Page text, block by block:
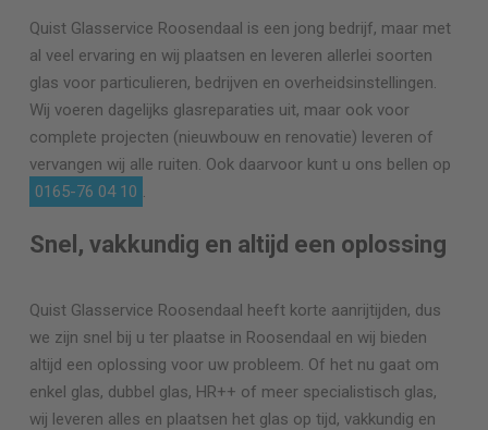
Quist Glasservice Roosendaal is een jong bedrijf, maar met
al veel ervaring en wij plaatsen en leveren allerlei soorten
glas voor particulieren, bedrijven en overheidsinstellingen.
Wij voeren dagelijks glasreparaties uit, maar ook voor
complete projecten (nieuwbouw en renovatie) leveren of
vervangen wij alle ruiten. Ook daarvoor kunt u ons bellen op
0165-76 04 10 .
Snel, vakkundig en altijd een oplossing
Quist Glasservice Roosendaal heeft korte aanrijtijden, dus
we zijn snel bij u ter plaatse in Roosendaal en wij bieden
altijd een oplossing voor uw probleem. Of het nu gaat om
enkel glas, dubbel glas, HR++ of meer specialistisch glas,
wij leveren alles en plaatsen het glas op tijd, vakkundig en